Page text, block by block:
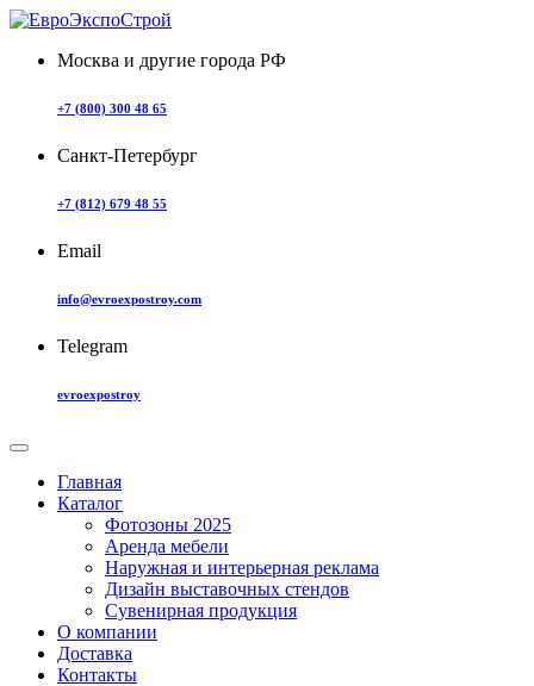
Москва и другие города РФ
+7 (800) 300 48 65
Санкт-Петербург
+7 (812) 679 48 55
Email
info@evroexpostroy.com
Telegram
evroexpostroy
Главная
Каталог
Фотозоны 2025
Аренда мебели
Наружная и интерьерная реклама
Дизайн выставочных стендов
Сувенирная продукция
О компании
Доставка
Контакты